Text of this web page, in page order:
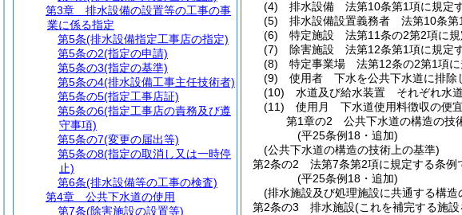
(4)
排水設備 法第10条第1項に規定
(5)
排水設備設置義務者 法第10条第
(6)
特定施設 法第11条の2第2項に規
(7)
除害施設 法第12条第1項に規定
(8)
特定事業場 法第12条の2第1項に
(9)
使用者 下水を公共下水道に排除
(10)
水道及び給水装置 それぞれ水
(11)
使用月 下水道使用料徴収の便宜
第1章の2
公共下水道の構造の技
(平25条例18・追加)
(公共下水道の構造の技術上の基準)
第2条の2
法第7条第2項に規定する条例
(平25条例18・追加)
(排水施設及び処理施設に共通する構造
第2条の3
排水施設(これを補完する施設
第3章
排水設備の設置等の工事の事
業に係る指定
第5条(排水設備指定工事店の指定)
第5条の2(指定の申請)
第5条の3(指定の基準)
第5条の4(排水設備工事主任技術者)
第5条の5(指定工事店証)
第5条の6(指定工事店の責務及び遵
守事項)
第5条の7(変更の届出等)
第5条の8(指定の取消し又は一時停
止)
第6条(排水設備等の工事の検査)
第4章
公共下水道の使用
第7条(除害施設の設置等)